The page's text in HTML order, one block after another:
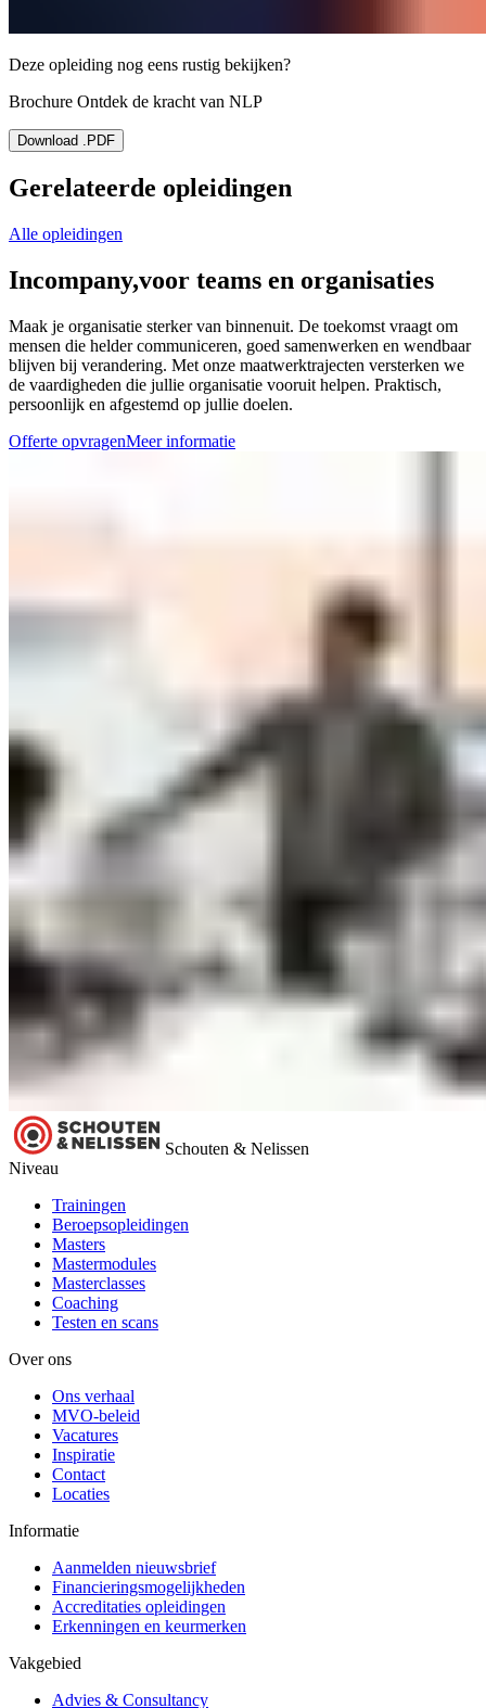
Deze opleiding nog eens rustig bekijken?
Brochure Ontdek de kracht van NLP
Download .PDF
Gerelateerde opleidingen
Alle opleidingen
Incompany,voor teams en organisaties
Maak je organisatie sterker van binnenuit. De toekomst vraagt om
mensen die helder communiceren, goed samenwerken en wendbaar
blijven bij verandering. Met onze maatwerktrajecten versterken we
de vaardigheden die jullie organisatie vooruit helpen. Praktisch,
persoonlijk en afgestemd op jullie doelen.
Offerte opvragenMeer informatie
Schouten & Nelissen
Niveau
Trainingen
Beroepsopleidingen
Masters
Mastermodules
Masterclasses
Coaching
Testen en scans
Over ons
Ons verhaal
MVO-beleid
Vacatures
Inspiratie
Contact
Locaties
Informatie
Aanmelden nieuwsbrief
Financieringsmogelijkheden
Accreditaties opleidingen
Erkenningen en keurmerken
Vakgebied
Advies & Consultancy